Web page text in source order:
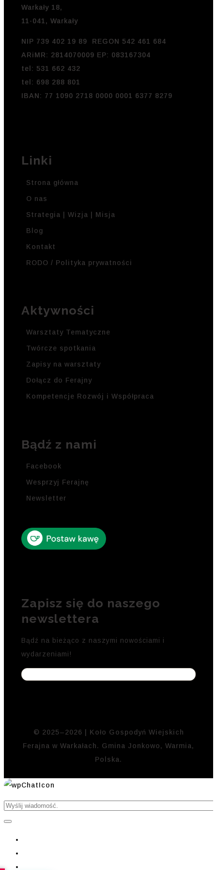
Warkały 18,
11-041, Warkały
NIP 739 402 19 89 REGON 542 461 684
ARiMR: 2814070009 EP: 083167304
tel: 531 662 432
tel: 698 288 801
IBAN: 77 1090 2718 0000 0001 6377 8279
Linki
Strona główna
O nas
Strategia | Wizja | Misja
Blog
Kontakt
RODO / Polityka prywatności
Aktywności
Warsztaty Tematyczne
Twórcze spotkania
Zapisy na warsztaty
Dołącz do Ferajny
Kompetencje Rozwój i Współpraca
Bądź z nami
Facebook
Wesprzyj Ferajnę
Newsletter
Zapisz się do naszego
newslettera
Bądź na bieżąco z naszymi nowościami i
wydarzeniami!
© 2025–2026 | Koło Gospodyń Wiejskich
Ferajna w Warkałach. Gmina Jonkowo, Warmia,
Polska.